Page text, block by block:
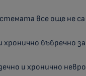
все още не
хронично бъбречно
и хронично